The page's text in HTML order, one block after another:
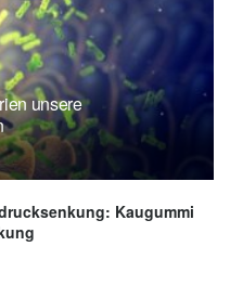
25.08.2020), Obesity
unsere
Kaugummi